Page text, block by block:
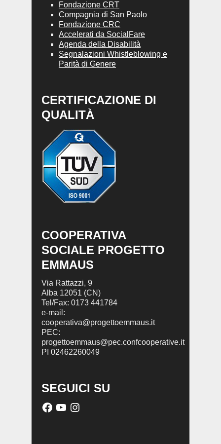
Fondazione CRT
Compagnia di San Paolo
Fondazione CRC
Accelerati da SocialFare
Agenda della Disabilità
Segnalazioni Whistleblowing e
Parità di Genere
CERTIFICAZIONE DI
QUALITÀ
COOPERATIVA
SOCIALE PROGETTO
EMMAUS
Via Rattazzi, 9
Alba 12051 (CN)
Tel/Fax: 0173 441784
e-mail:
cooperativa@progettoemmaus.it
PEC:
progettoemmaus@pec.confcooperative.it
PI 02462260049
SEGUICI SU